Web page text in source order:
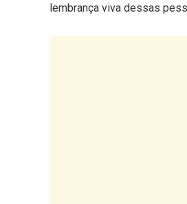
lembrança viva dessas